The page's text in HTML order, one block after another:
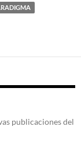
publicaciones del